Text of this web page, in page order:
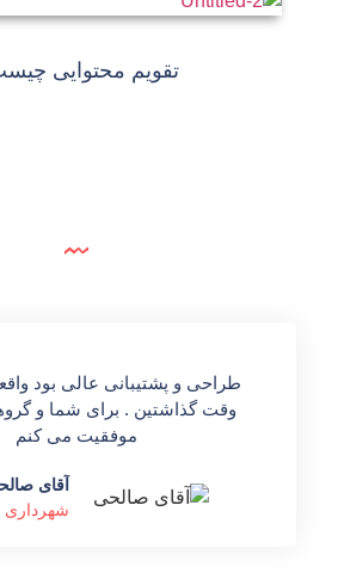
تقویم محتوایی
طراحی و پشتیبانی عالی بود
وقت گذاشتین . برای شما و
موفقیت می کنم
آقای
شهرداری